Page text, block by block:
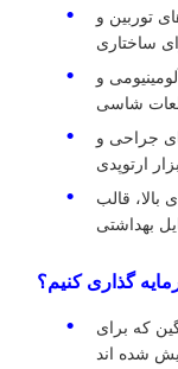
توربین و
ساختاری
و
جراحی و
ارتوپدی
قالب
گذاری کنیم؟
که برای